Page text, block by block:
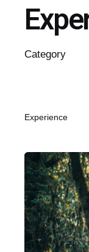
Category
Experience